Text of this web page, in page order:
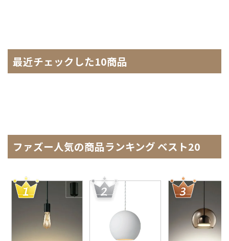
最近チェックした10商品
ファズー人気の商品ランキング ベスト20